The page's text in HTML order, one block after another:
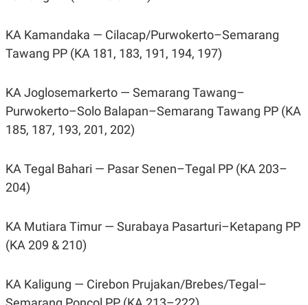
KA Kamandaka — Cilacap/Purwokerto–Semarang
Tawang PP (KA 181, 183, 191, 194, 197)
KA Joglosemarkerto — Semarang Tawang–
Purwokerto–Solo Balapan–Semarang Tawang PP (KA
185, 187, 193, 201, 202)
KA Tegal Bahari — Pasar Senen–Tegal PP (KA 203–
204)
KA Mutiara Timur — Surabaya Pasarturi–Ketapang PP
(KA 209 & 210)
KA Kaligung — Cirebon Prujakan/Brebes/Tegal–